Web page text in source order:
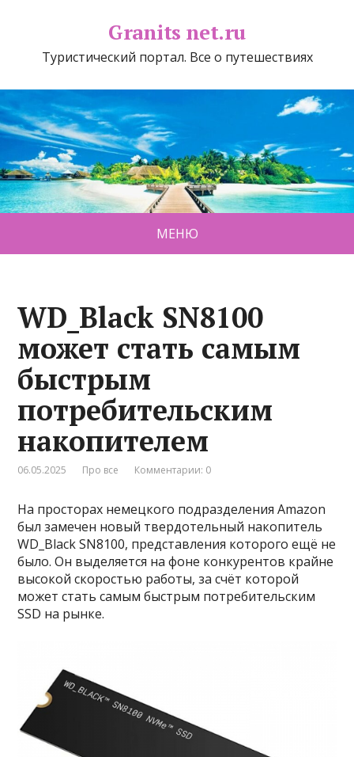
Granits net.ru
Туристический портал. Все о путешествиях
МЕНЮ
WD_Black SN8100
может стать самым
быстрым
потребительским
накопителем
06.05.2025 Про все Комментарии: 0
На просторах немецкого подразделения Amazon
был замечен новый твердотельный накопитель
WD_Black SN8100, представления которого ещё не
было. Он выделяется на фоне конкурентов крайне
высокой скоростью работы, за счёт которой
может стать самым быстрым потребительским
SSD на рынке.